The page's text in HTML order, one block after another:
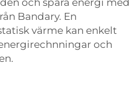
och spara energi med
Bandary. En
värme kan enkelt
och